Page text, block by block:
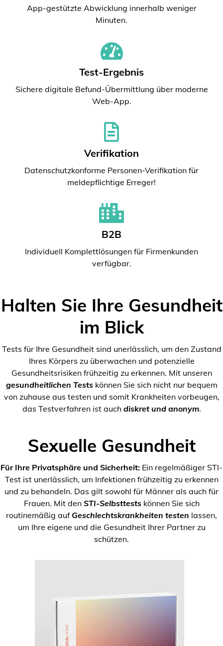
App-gestützte Abwicklung innerhalb weniger
Minuten.
Test-Ergebnis
Sichere digitale Befund-Übermittlung über moderne
Web-App.
Verifikation
Datenschutzkonforme Personen-Verifikation für
meldepflichtige Erreger!
B2B
Individuell Komplettlösungen für Firmenkunden
verfügbar.
Halten Sie Ihre Gesundheit
im Blick
Tests für Ihre Gesundheit sind unerlässlich, um den Zustand
Ihres Körpers zu überwachen und potenzielle
Gesundheitsrisiken frühzeitig zu erkennen. Mit unseren
gesundheitlichen Testskönnen Sie sich nicht nur bequem
von zuhause aus testen und somit Krankheiten vorbeugen,
das Testverfahren ist auch diskret und anonym.
Sexuelle Gesundheit
Für Ihre Privatsphäre und Sicherheit: Ein regelmäßiger STI-
Test ist unerlässlich, um Infektionen frühzeitig zu erkennen
und zu behandeln. Das gilt sowohl für Männer als auch für
Frauen. Mit den STI-Selbsttestskönnen Sie sich
routinemäßig auf Geschlechtskrankheiten testen lassen,
um Ihre eigene und die Gesundheit Ihrer Partner zu
schützen.